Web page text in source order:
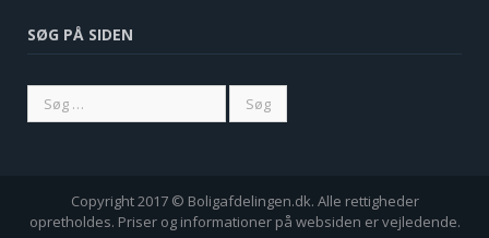
SØG PÅ SIDEN
Copyright 2017 © Boligafdelingen.dk. Alle rettigheder
opretholdes. Priser og informationer på websiden er vejledende.